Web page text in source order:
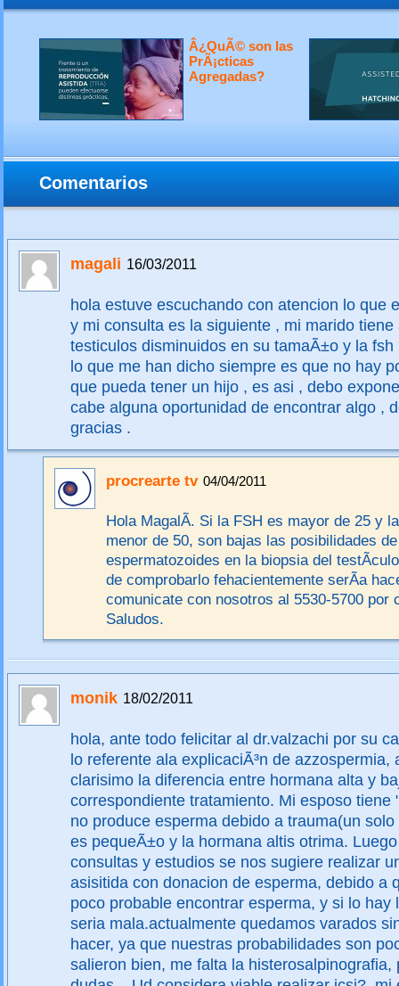
Â¿QuÃ© son las
PrÃ¡cticas
Agregadas?
Comentarios
magali 16/03/2011
hola estuve escuchando con atencion lo que
y mi consulta es la siguiente , mi marido tiene
testiculos disminuidos en su tamaÃ±o y la
lo que me han dicho siempre es que no hay
que pueda tener un hijo , es asi , debo
cabe alguna oportunidad de encontrar algo ,
gracias .
procrearte tv 04/04/2011
Hola MagalÃ­. Si la FSH es mayor de 25 y
menor de 50, son bajas las posibilidades
espermatozoides en la biopsia del
de comprobarlo fehacientemente serÃ­a
comunicate con nosotros al 5530-5700 por
Saludos.
monik 18/02/2011
hola, ante todo felicitar al dr.valzachi por su
lo referente ala explicaciÃ³n de azzospermia,
clarisimo la diferencia entre hormana alta y
correspondiente tratamiento. Mi esposo tiene
no produce esperma debido a trauma(un
es pequeÃ±o y la hormana altis otrima.
consultas y estudios se nos sugiere realizar
asisitida con donacion de esperma, debido a
poco probable encontrar esperma, y si lo hay
seria mala.actualmente quedamos varados
hacer, ya que nuestras probabilidades son
salieron bien, me falta la histerosalpinografia,